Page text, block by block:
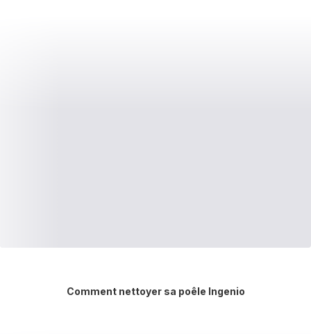
Comment nettoyer sa poêle Ingenio